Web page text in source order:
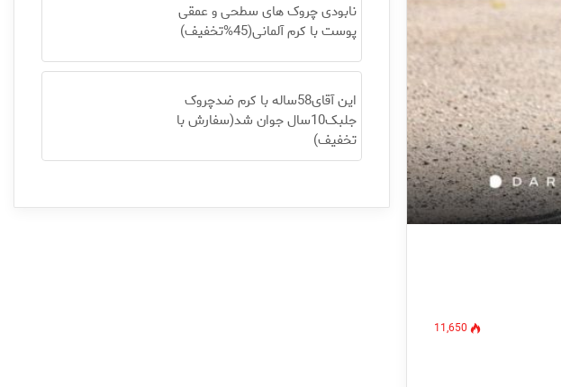
11,650
نابودی چروک های سطحی و عمقی
پوست با کرم آلمانی(45%تخفیف)
این آقای58ساله با کرم ضدچروک
جلبک10سال جوان شد(سفارش با
تخفیف)